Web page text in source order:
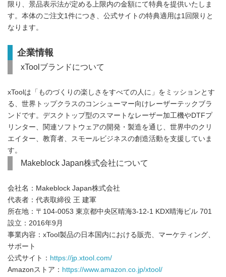
限り、景品表示法が定める上限内の金額にて特典を提供いたしま
す。本体のご注文1件につき、公式サイトの特典適用は1回限りと
なります。
企業情報
xToolブランドについて
xToolは「ものづくりの楽しさをすべての人に」をミッションとす
る、世界トップクラスのコンシューマー向けレーザーテックブラ
ンドです。デスクトップ型のスマートなレーザー加工機やDTFプ
リンター、関連ソフトウェアの開発・製造を通じ、世界中のクリ
エイター、教育者、スモールビジネスの創造活動を支援していま
す。
Makeblock Japan株式会社について
会社名：Makeblock Japan株式会社
代表者：代表取締役 王 建軍
所在地：〒104-0053 東京都中央区晴海3-12-1 KDX晴海ビル 701
設立：2016年9月
事業内容：xTool製品の日本国内における販売、マーケティング、
サポート
公式サイト： https://jp.xtool.com/
Amazonストア： https://www.amazon.co.jp/xtool/